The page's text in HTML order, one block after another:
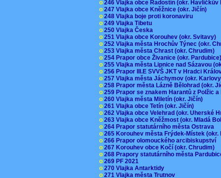
o 246 Vlajka obce Radostín (okr.
o 247 Vlajka obce Kněžnice (okr. Jičín)
o 248 Vlajka boje proti koronaviru
o 249 Vlajka Tibetu
o 250 Vlajka Česka
o 251 Vlajka obce Korouhev (okr. Svitavy)
o 252 Vlajka města Hrochův Týnec (okr.
o 253 Vlajka města Chrast (okr. Chrudim)
o 254 Prapor obce Živanice (okr.
o 255 Vlajka města Lipnice nad Sázavou
o 256 Prapor III.E SVVŠ JKT v Hradci
o 257 Vlajka města Jáchymov (okr.
o 258 Prapor města Lázně Bělohrad (okr.
o 259 Prapor se znakem Harantů z Polžic
o 260 Vlajka města Miletín (okr. Jičín)
o 261 Vlajka obce Tetín (okr. Jičín)
o 262 Vlajka obce Velehrad (okr. Uherské
o 263 Vlajka obce Kněžmost (okr. Mladá
o 264 Prapor statutárního města Ostrava
o 265 Korouhev města Frýdek-Místek
o 266 Prapor olomouckého arcibiskupství
o 267 Korouhev obce Kočí (okr. Chrudim)
o 268 Prapory statutárního města
o 269 PF 2021
o 270 Vlajka Antarktidy
o 271 Vlajka města Trutnov